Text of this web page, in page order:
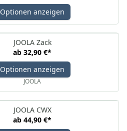
Optionen anzeigen
JOOLA Zack
ab 32,90 €*
Optionen anzeigen
JOOLA
JOOLA CWX
ab 44,90 €*